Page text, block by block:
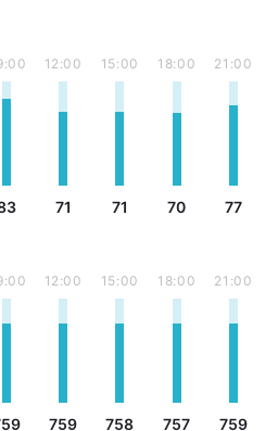
12:00
71
15:00
71
18:00
70
21:00
77
12:00
759
15:00
758
18:00
757
21:00
759